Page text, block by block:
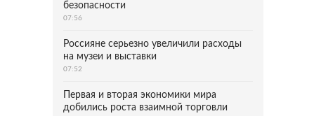
безопасности
07:56
Россияне серьезно увеличили расходы
на музеи и выставки
07:52
Первая и вторая экономики мира
добились роста взаимной торговли